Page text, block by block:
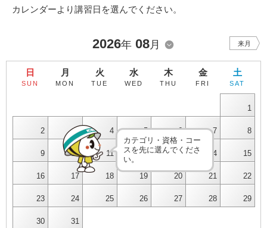
カレンダーより講習日を選んでください。
2026年 08月 来月
日
SUN
月
MON
火
TUE
水
WED
木
THU
金
FRI
土
SAT
1
2 3 4 5 6 7 8
9 10 11 12 13 14 15
16 17 18 19 20 21 22
23 24 25 26 27 28 29
30 31
カテゴリ・資格・コー
スを先に選んでくださ
い。